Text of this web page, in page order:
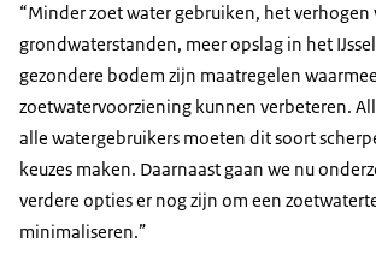
“Minder zoet water gebruiken, het verhogen
grondwaterstanden, meer opslag in het
gezondere bodem zijn maatregelen
zoetwatervoorziening kunnen verbeteren.
alle watergebruikers moeten dit soort
keuzes maken. Daarnaast gaan we nu
verdere opties er nog zijn om een
minimaliseren.”